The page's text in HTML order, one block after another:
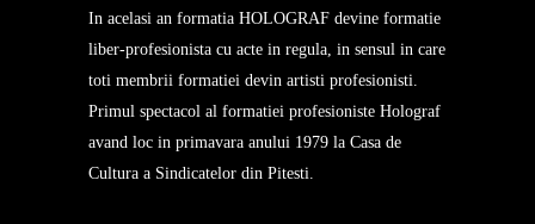
In acelasi an formatia HOLOGRAF devine formatie
liber-profesionista cu acte in regula, in sensul in care
toti membrii formatiei devin artisti profesionisti.
Primul spectacol al formatiei profesioniste Holograf
avand loc in primavara anului 1979 la Casa de
Cultura a Sindicatelor din Pitesti.